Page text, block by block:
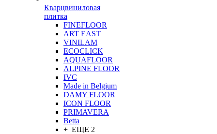
Кварцвиниловая
плитка
FINEFLOOR
ART EAST
VINILAM
ECOCLICK
AQUAFLOOR
ALPINE FLOOR
IVC
Made in Belgium
DAMY FLOOR
ICON FLOOR
PRIMAVERA
Betta
+ ЕЩЕ 2